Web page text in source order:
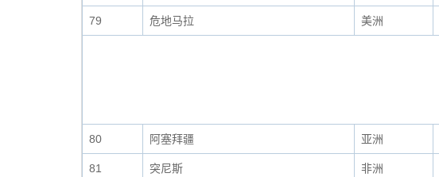
79 危地马拉 美洲
80 阿塞拜疆 亚洲
81 突尼斯 非洲